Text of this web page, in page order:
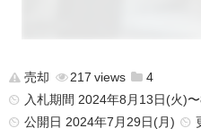
売却 217
4
入札期間 2024年8月13日(火)
公開日 2024年7月29日(月)